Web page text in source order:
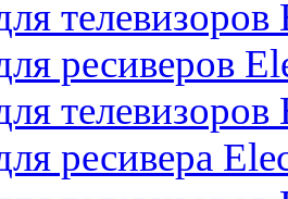
телевизоров
ресиверов
телевизоров
ресивера